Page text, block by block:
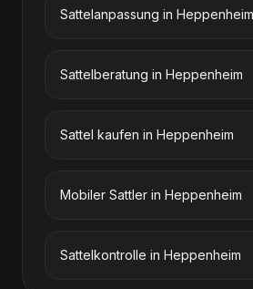
Sattelanpassung in Heppenheim
Sattelberatung in Heppenheim
Sattel kaufen in Heppenheim
Mobiler Sattler in Heppenheim
Sattelkontrolle in Heppenheim